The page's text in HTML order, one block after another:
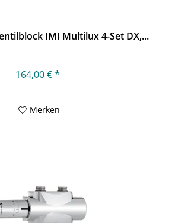
IMI Multilux 4-Set DX,...
164,00 € *
Merken